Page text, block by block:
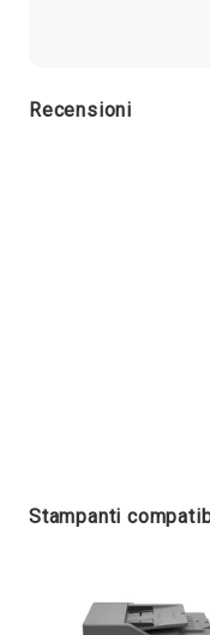
Recensioni
Stampanti